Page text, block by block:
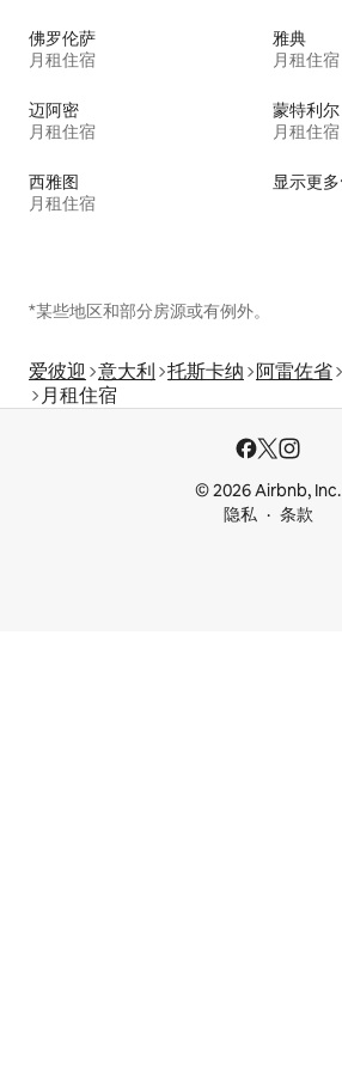
佛罗伦萨
月租住宿
雅典
月租住宿
迈阿密
月租住宿
蒙特利尔
月租住宿
西雅图
月租住宿
显示更多
*某些地区和部分房源或有例外。
爱彼迎 意大利 托斯卡纳 阿雷佐省
月租住宿
© 2026 Airbnb, Inc.
隐私
条款